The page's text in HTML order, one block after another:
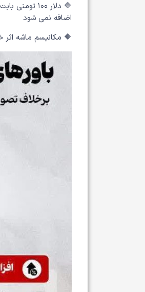
🔷 دلار
اضافه نمی شود
🔶 مکانیسم ماشه اثر